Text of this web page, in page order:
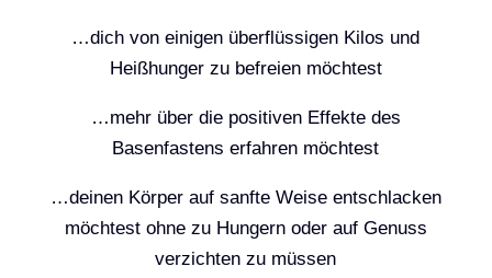
…dich von einigen überflüssigen Kilos und
Heißhunger zu befreien möchtest
…mehr über die positiven Effekte des
Basenfastens erfahren möchtest
…deinen Körper auf sanfte Weise entschlacken
möchtest ohne zu Hungern oder auf Genuss
verzichten zu müssen